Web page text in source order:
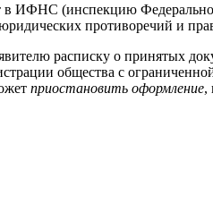
в ИФНС (инспекцию
юридических противоречий и
расписку о принятых
общества с
приостановить оформление,